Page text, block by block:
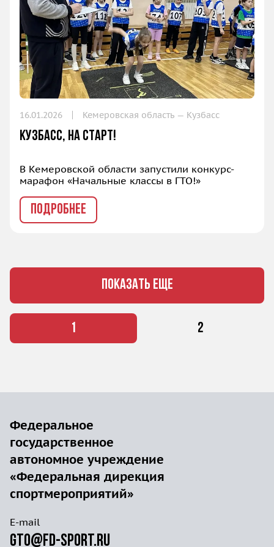
16.01.2026 Кемеровская область — Кузбасс
Кузбасс, на старт!
В Кемеровской области запустили конкурс-
марафон «Начальные классы в ГТО!»
ПОДРОБНЕЕ
ПОКАЗАТЬ ЕЩЕ
1 2
Федеральное
государственное
автономное учреждение
«Федеральная дирекция
спортмероприятий»
E-mail
gto@fd-sport.ru